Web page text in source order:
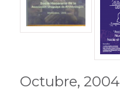
Octubre, 2004